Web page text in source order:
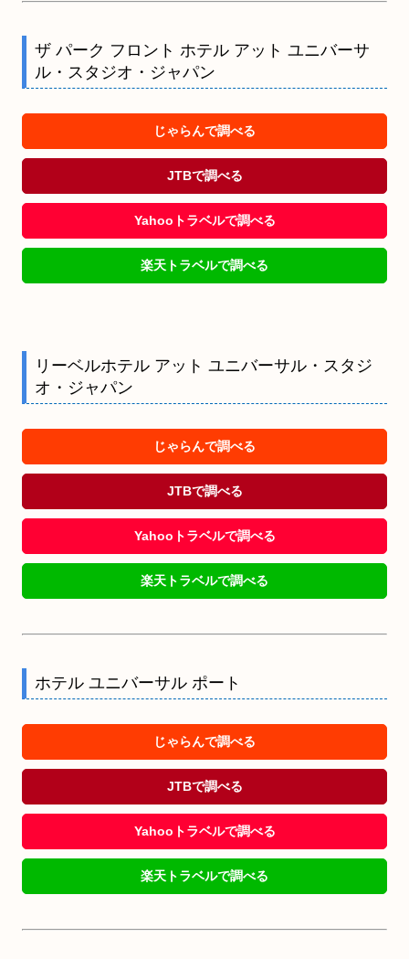
ザ パーク フロント ホテル アット ユニバーサ
ル・スタジオ・ジャパン
じゃらんで調べる
JTBで調べる
Yahooトラベルで調べる
楽天トラベルで調べる
リーベルホテル アット ユニバーサル・スタジ
オ・ジャパン
じゃらんで調べる
JTBで調べる
Yahooトラベルで調べる
楽天トラベルで調べる
ホテル ユニバーサル ポート
じゃらんで調べる
JTBで調べる
Yahooトラベルで調べる
楽天トラベルで調べる